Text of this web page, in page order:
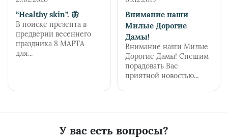
“Healthy skin”. 🦋
В поиске презента в
предверии весеннего
праздника 8 МАРТА
для...
Внимание наши
Милые Дорогие
Дамы!
Внимание наши Милые
Дорогие Дамы! Спешим
порадовать Вас
приятной новостью...
У вас есть вопросы?